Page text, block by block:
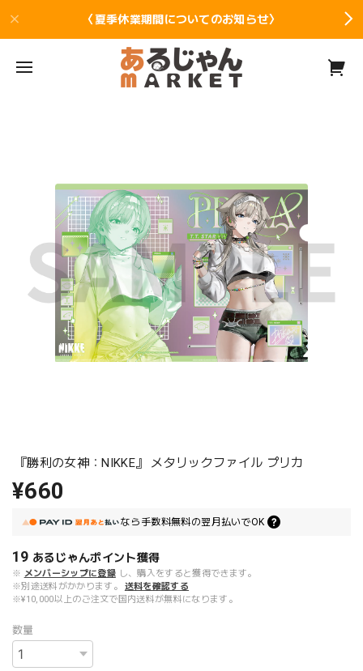
〈夏季休業期間についてのお知らせ〉
『勝利の女神：NIKKE』 メタリックファイル プリカ
¥660
なら 手数料無料の翌月払いでOK
19 あるじゃんポイント獲得
※ メンバーシップに登録 し、購入をすると獲得できます。
※別途送料がかかります。
送料を確認する
※¥10,000以上のご注文で国内送料が無料になります。
数量